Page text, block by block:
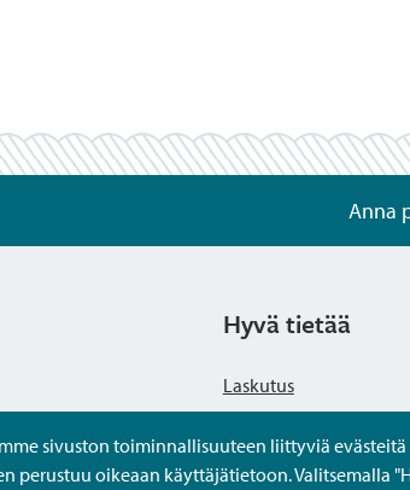
sivuston toiminnallisuuteen liittyviä
perustuu oikeaan käyttäjätietoon. Valitsemalla
Anna
Hyvä tietää
Laskutus
Tietosuojaseloste